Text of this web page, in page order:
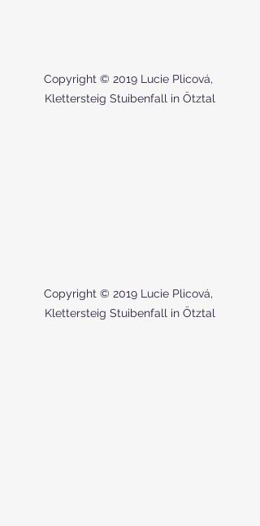
Copyright © 2019 Lucie Plicová,
Klettersteig Stuibenfall in Ötztal
Copyright © 2019 Lucie Plicová,
Klettersteig Stuibenfall in Ötztal